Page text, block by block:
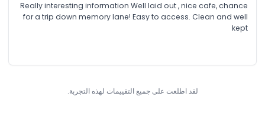
Really interesting information Well laid out , nice cafe, chance
for a trip down memory lane! Easy to access. Clean and well
kept
لقد اطلعت على جميع التقييمات لهذه التجربة.